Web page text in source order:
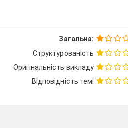
Загальна:
Структурованість
Оригінальність викладу
Відповідність темі